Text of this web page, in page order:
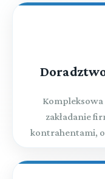
Kompleksowa
zakładanie
kontrahentami,